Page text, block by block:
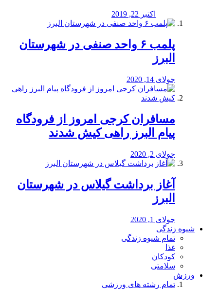
اکتبر 22, 2019
پلمب ۶ واحد صنفی در شهرستان
البرز
جولای 14, 2020
مسافران کرجی امروز از فرودگاه
پیام البرز راهی کیش شدند
جولای 2, 2020
آغاز برداشت گیلاس در شهرستان
البرز
جولای 1, 2020
شیوه زندگی
تمام شیوه زندگی
غذا
کودکان
سلامتی
ورزش
تمام رشته های ورزشی